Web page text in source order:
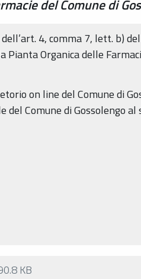
del Comune di
4, comma 7, lett. b)
Organica delle
on line del Comune di
Comune di Gossolengo al
KB